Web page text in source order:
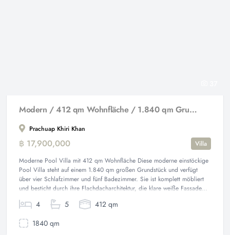
Modern / 412 qm Wohnfläche / 1.840 qm Grundstück
Prachuap Khiri Khan
฿ 17,900,000
Villa
Moderne Pool Villa mit 412 qm Wohnfläche Diese moderne einstöckige
Pool Villa steht auf einem 1.840 qm großen Grundstück und verfügt
über vier Schlafzimmer und fünf Badezimmer. Sie ist komplett möbliert
und besticht durch ihre Flachdacharchitektur, die klare weiße Fassade...
4 5
412 qm
1840 qm